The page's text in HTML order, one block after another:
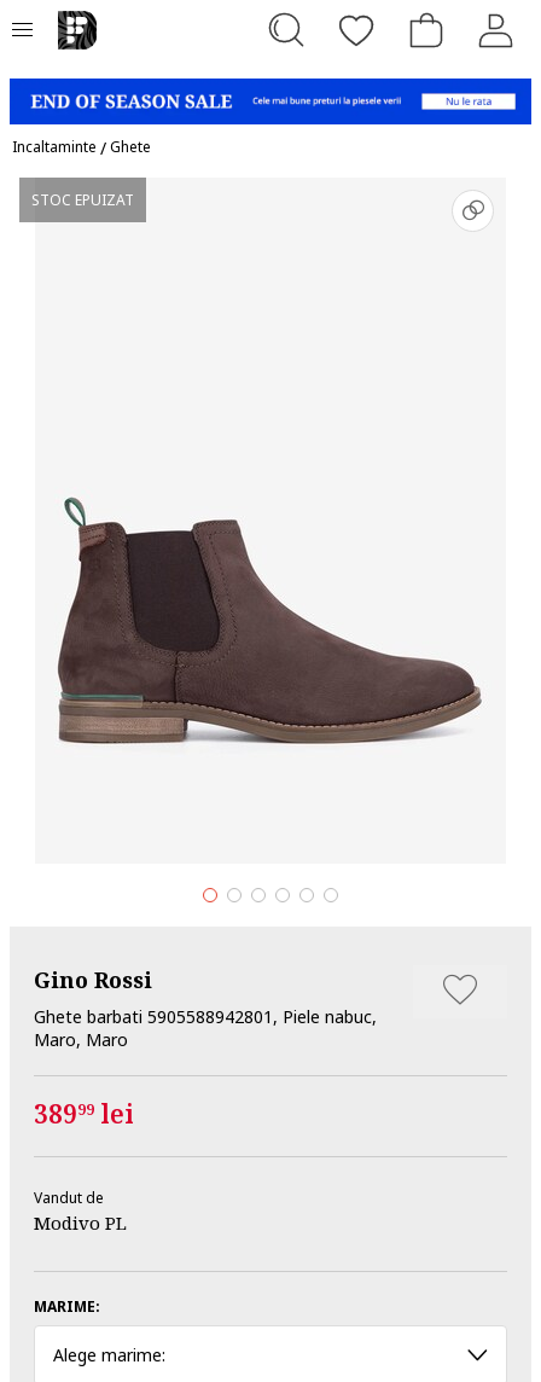
Incaltaminte /Ghete
STOC EPUIZAT
Gino Rossi
Ghete barbati 5905588942801, Piele nabuc,
Maro, Maro
38999 lei
Vandut de
Modivo PL
MARIME:
Alege marime: